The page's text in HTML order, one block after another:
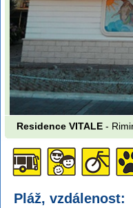
Residence VITALE -
Pláž, vzdálenost: